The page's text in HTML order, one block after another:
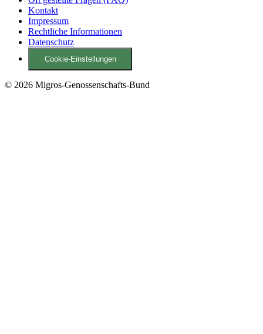
Kontakt
Impressum
Rechtliche Informationen
Datenschutz
Cookie-Einstellungen
© 2026 Migros-Genossenschafts-Bund